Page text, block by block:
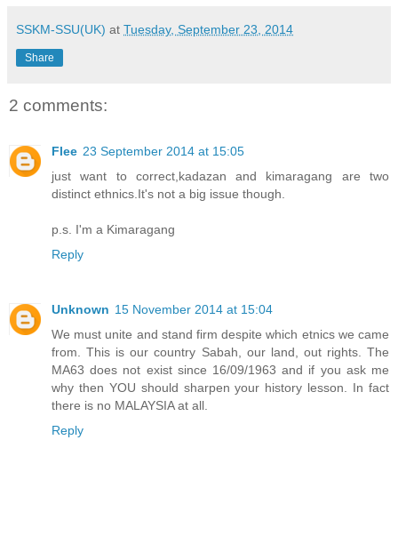
SSKM-SSU(UK) at Tuesday, September 23, 2014
Share
2 comments:
Flee 23 September 2014 at 15:05
just want to correct,kadazan and kimaragang are two
distinct ethnics.It's not a big issue though.
p.s. I'm a Kimaragang
Reply
Unknown 15 November 2014 at 15:04
We must unite and stand firm despite which etnics we came
from. This is our country Sabah, our land, out rights. The
MA63 does not exist since 16/09/1963 and if you ask me
why then YOU should sharpen your history lesson. In fact
there is no MALAYSIA at all.
Reply